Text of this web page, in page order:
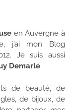
en Auvergne à
j’ai mon Blog
Je suis aussi
Demarle.
de beauté, de
de bijoux, de